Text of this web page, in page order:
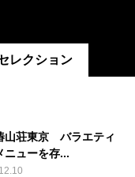
レクション
山荘東京 バラエティ
ニューを存...